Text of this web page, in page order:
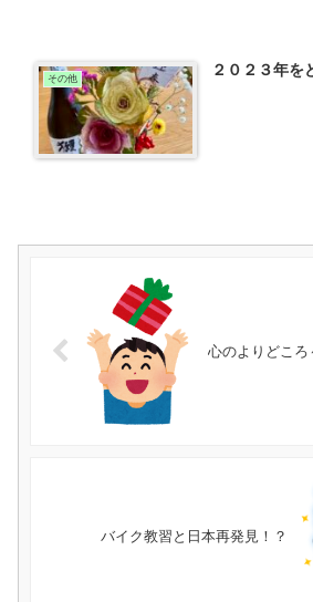
その他 ２０２３年を
心のよりどころ
バイク教習と日本再発見！？